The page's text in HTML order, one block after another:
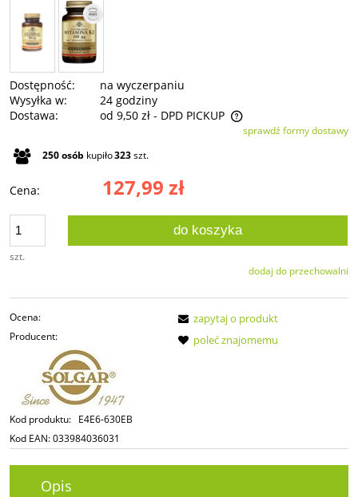
Dostępność:
na wyczerpaniu
Wysyłka w:
24 godziny
Dostawa:
od 9,50 zł - DPD PICKUP
Cena nie zawiera ewentualnych kosztów płatnościsprawdź formy dostawy
250osób kupiło323szt.
Cena: 127,99 zł
szt.
do koszyka
dodaj do przechowalni
Ocena:
Producent:
Kod produktu: E4E6-630EB
Kod EAN:033984036031
zapytaj o produkt
poleć znajomemu
Opis